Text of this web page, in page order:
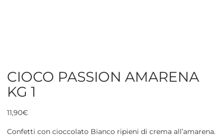
CIOCO PASSION AMARENA
KG 1
11,90€
Confetti con cioccolato Bianco ripieni di crema all’amarena.